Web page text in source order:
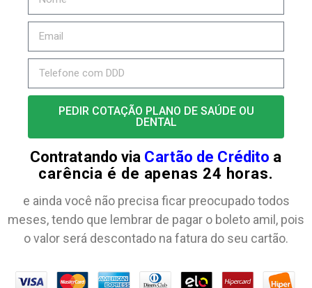
PEDIR COTAÇÃO PLANO DE SAÚDE OU
DENTAL
Contratando via Cartão de Crédito a
carência é de apenas 24 horas.
e ainda você não precisa ficar preocupado todos
meses, tendo que lembrar de pagar o boleto amil, pois
o valor será descontado na fatura do seu cartão.